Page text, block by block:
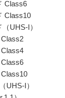
Class6
Class10
UHS-I）
UHS-I）